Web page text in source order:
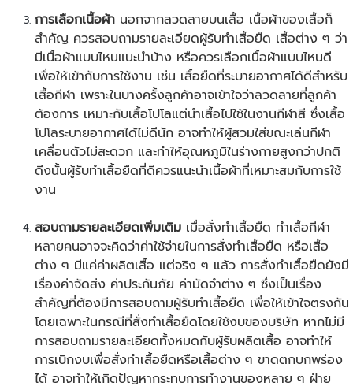
การเลือกเนื้อผ้า นอกจากลวดลายบนเสื้อ เนื้อผ้าของเสื้อก็
สำคัญ ควรสอบถามรายละเอียดผู้รับทำเสื้อยืด เสื้อต่าง ๆ ว่า
มีเนื้อผ้าแบบไหนแนะนำบ้าง หรือควรเลือกเนื้อผ้าแบบไหนดี
เพื่อให้เข้ากับการใช้งาน เช่น เสื้อยืดที่ระบายอากาศได้ดีสำหรับ
เสื้อกีฬา เพราะในบางครั้งลูกค้าอาจเข้าใจว่าลวดลายที่ลูกค้า
ต้องการ เหมาะกับเสื้อโปโลแต่นำเสื้อไปใช้ในงานกีฬาสี ซึ่งเสื้อ
โปโลระบายอากาศได้ไม่ดีนัก อาจทำให้ผู้สวมใส่ขณะเล่นกีฬา
เคลื่อนตัวไม่สะดวก และทำให้อุณหภูมิในร่างกายสูงกว่าปกติ
ดีงนั้นผู้รับทำเสื้อยืดที่ดีควรแนะนำเนื้อผ้าที่เหมาะสมกับการใช้
งาน
สอบถามรายละเอียดเพิ่มเติม เมื่อสั่งทำเสื้อยืด ทำเสื้อกีฬา
หลายคนอาจจะคิดว่าค่าใช้จ่ายในการสั่งทำเสื้อยืด หรือเสื้อ
ต่าง ๆ มีแค่ค่าผลิตเสื้อ แต่จริง ๆ แล้ว การสั่งทำเสื้อยืดยังมี
เรื่องค่าจัดส่ง ค่าประกันภัย ค่ามัดจำต่าง ๆ ซึ่งเป็นเรื่อง
สำคัญที่ต้องมีการสอบถามผู้รับทำเสื้อยืด เพื่อให้เข้าใจตรงกัน
โดยเฉพาะในกรณีที่สั่งทำเสื้อยืดโดยใช้งบของบริษัท หากไม่มี
การสอบถามรายละเอียดทั้งหมดกับผู้รับผลิตเสื้อ อาจทำให้
การเบิกงบเพื่อสั่งทำเสื้อยืดหรือเสื้อต่าง ๆ ขาดตกบกพร่อง
ได้ อาจทำให้เกิดปัญหากระทบการทำงานของหลาย ๆ ฝ่าย